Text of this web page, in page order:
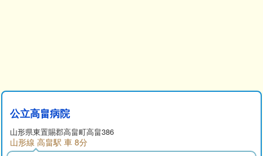
公立高畠病院
山形県東置賜郡高畠町高畠386
山形線 高畠駅 車 8分